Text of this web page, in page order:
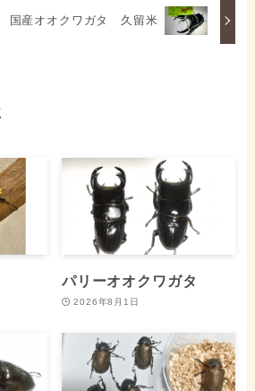
国産オオクワガタ 久留米
パリーオオクワガタ
2026年8月1日